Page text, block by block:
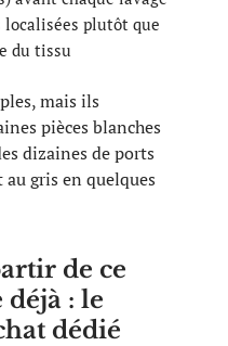
plutôt que
du tissu
mais ils
pièces blanches
dizaines de ports
gris en quelques
de ce
déjà : le
dédié